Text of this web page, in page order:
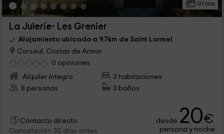
13 Fotos
La Julerie- Les Grenier
Alojamiento ubicado a 9.7km de Saint Lormel
Corseul, Costas de Armor
0 opiniones
Alquiler íntegro
3 habitaciones
8 personas
3 baños
Contacto directo
Cancelación 30 días antes
desde 20€
persona y noche